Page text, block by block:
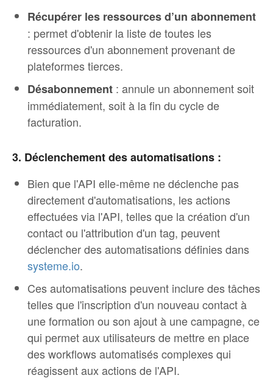
Récupérer les ressources d’un abonnement
: permet d'obtenir la liste de toutes les
ressources d'un abonnement provenant de
plateformes tierces.
Désabonnement : annule un abonnement soit
immédiatement, soit à la fin du cycle de
facturation.
3. Déclenchement des automatisations :
Bien que l'API elle-même ne déclenche pas
directement d'automatisations, les actions
effectuées via l'API, telles que la création d'un
contact ou l'attribution d'un tag, peuvent
déclencher des automatisations définies dans
systeme.io.
Ces automatisations peuvent inclure des tâches
telles que l'inscription d'un nouveau contact à
une formation ou son ajout à une campagne, ce
qui permet aux utilisateurs de mettre en place
des workflows automatisés complexes qui
réagissent aux actions de l'API.